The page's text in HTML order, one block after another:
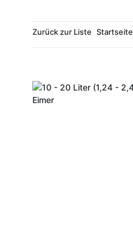
Zurück zur Liste Startseite